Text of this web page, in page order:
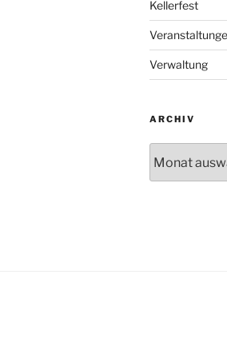
Kellerfest
Verwaltung
ARCHIV